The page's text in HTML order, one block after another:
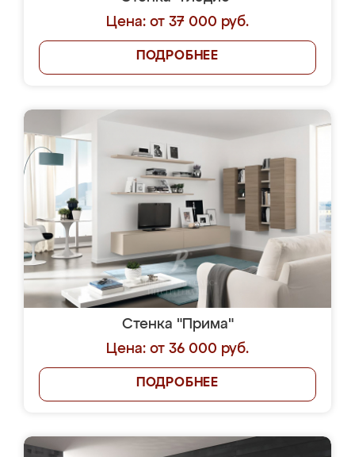
Цена: от 37 000 руб.
ПОДРОБНЕЕ
Стенка "Прима"
Цена: от 36 000 руб.
ПОДРОБНЕЕ